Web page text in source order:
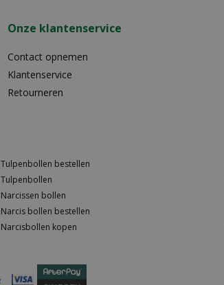
Onze klantenservice
Contact opnemen
Klantenservice
Retourneren
Tulpenbollen bestellen
Tulpenbollen
Narcissen bollen
Narcis bollen bestellen
Narcisbollen kopen